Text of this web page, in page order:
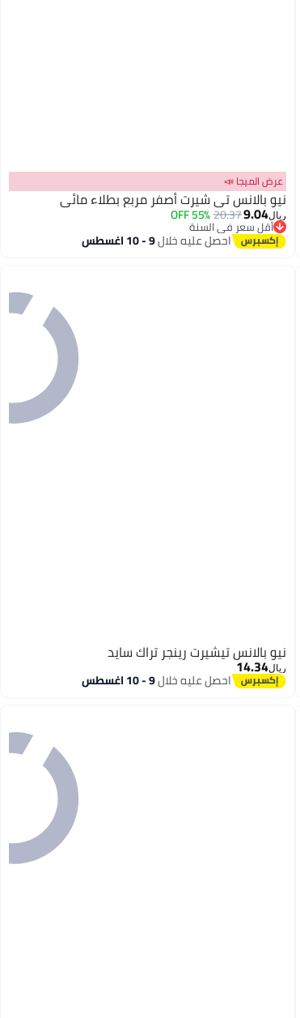
2
عرض الميجا 📣
نيو بالانس تي شيرت أصفر مربع بطلاء مائي
ريال9.04
20.37
55% OFF
أقل سعر في السنة
أقل سعر في السنة
احصل عليه خلال9 - 10 اغسطس
نيو بالانس تيشيرت رينجر تراك سايد
ريال14.34
احصل عليه خلال9 - 10 اغسطس